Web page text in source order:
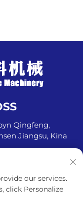
Qingfeng,
Jiangsu, Kina
our services.
click Personalize